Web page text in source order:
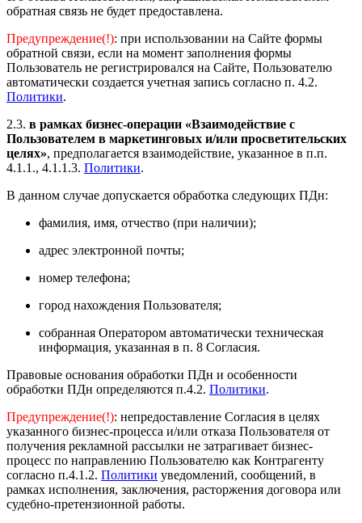
обратная связь не будет предоставлена.
Предупреждение(!): при использовании на Сайте формы
обратной связи, если на момент заполнения формы
Пользователь не регистрировался на Сайте, Пользователю
автоматически создается учетная запись согласно п. 4.2.
Политики.
2.3. в рамках бизнес-операции «Взаимодействие с
Пользователем в маркетинговых и/или просветительских
целях», предполагается взаимодействие, указанное в п.п.
4.1.1., 4.1.1.3. Политики.
В данном случае допускается обработка следующих ПДн:
фамилия, имя, отчество (при наличии);
адрес электронной почты;
номер телефона;
город нахождения Пользователя;
собранная Оператором автоматически техническая
информация, указанная в п. 8 Согласия.
Правовые основания обработки ПДн и особенности
обработки ПДн определяются п.4.2. Политики.
Предупреждение(!): непредоставление Согласия в целях
указанного бизнес-процесса и/или отказа Пользователя от
получения рекламной рассылки не затрагивает бизнес-
процесс по направлению Пользователю как Контрагенту
согласно п.4.1.2. Политики уведомлений, сообщений, в
рамках исполнения, заключения, расторжения договора или
судебно-претензионной работы.